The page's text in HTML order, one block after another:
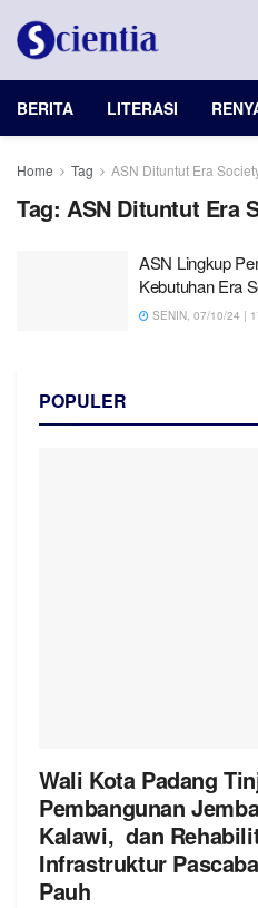
BERITA LITERASI
Home Tag ASN Dituntut Era
Tag: ASN Dituntut Era
ASN Lingkup
Kebutuhan Era
SENIN, 07/10/24 |
POPULER
Wali Kota Padang
Pembangunan
Kalawi, dan
Infrastruktur
Pauh